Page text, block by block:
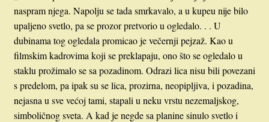
naspram njega. Napolju se tada smrkavalo, a u kupeu nije bilo
upaljeno svetlo, pa se prozor pretvorio u ogledalo. . . U
dubinama tog ogledala promicao je večernji pejzaž. Kao u
filmskim kadrovima koji se preklapaju, ono što se ogledalo u
staklu prožimalo se sa pozadinom. Odrazi lica nisu bili povezani
s predelom, pa ipak su se lica, prozirna, neopipljiva, i pozadina,
nejasna u sve većoj tami, stapali u neku vrstu nezemaljskog,
simboličnog sveta. A kad je negde sa planine sinulo svetlo i